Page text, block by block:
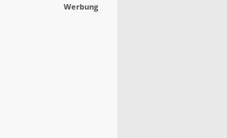
Werbung